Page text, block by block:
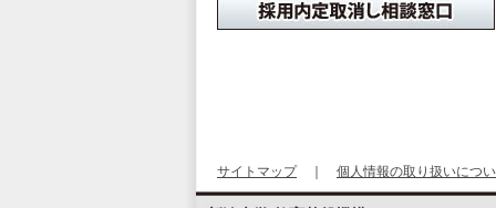
サイトマップ｜ 個人情報の取り扱いにつ